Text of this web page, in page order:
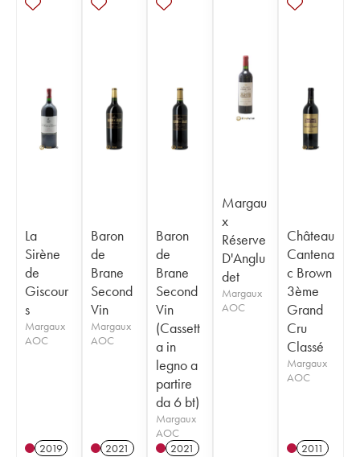
La
Sirène
de
Giscour
s
Margaux
AOC
2019
Baron
de
Brane
Second
Vin
Margaux
AOC
2021
Baron
de
Brane
Second
Vin
(Cassett
a in
legno a
partire
da 6 bt)
Margaux
AOC
2021
Margau
x
Réserve
D'Anglu
det
Margaux
AOC
Château
Cantena
c Brown
3ème
Grand
Cru
Classé
Margaux
AOC
2011